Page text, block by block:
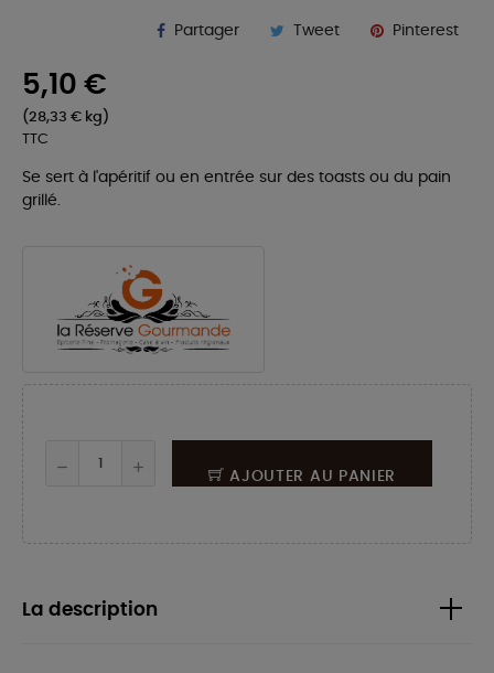
Partager Tweet Pinterest
5,10 €
(28,33 € kg)
TTC
Se sert à l'apéritif ou en entrée sur des toasts ou du pain
grillé.
AJOUTER AU PANIER
La description